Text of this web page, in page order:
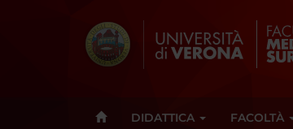
DIDATTICA FACOLTÀ